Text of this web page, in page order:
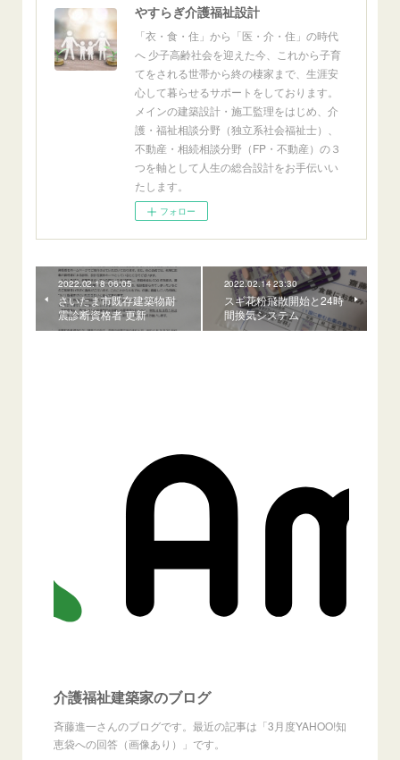
やすらぎ介護福祉設計
「衣・食・住」から「医・介・住」の時代
へ 少子高齢社会を迎えた今、これから子育
てをされる世帯から終の棲家まで、生涯安
心して暮らせるサポートをしております。
メインの建築設計・施工監理をはじめ、介
護・福祉相談分野（独立系社会福祉士）、
不動産・相続相談分野（FP・不動産）の３
つを軸として人生の総合設計をお手伝いい
たします。
フォロー
2022.02.18 06:05
さいたま市既存建築物耐
震診断資格者 更新
2022.02.14 23:30
スギ花粉飛散開始と24時
間換気システム
介護福祉建築家のブログ
斉藤進一さんのブログです。最近の記事は「3月度YAHOO!知
恵袋への回答（画像あり）」です。